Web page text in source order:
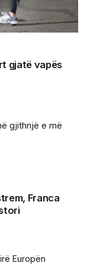
gjatë vapës
gjithnjë e më
Franca
Europën